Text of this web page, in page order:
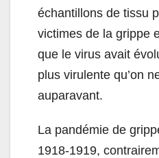
échantillons de tissu
victimes de la grippe
que le virus avait
plus virulente qu’on
auparavant.
La pandémie de
1918-1919,